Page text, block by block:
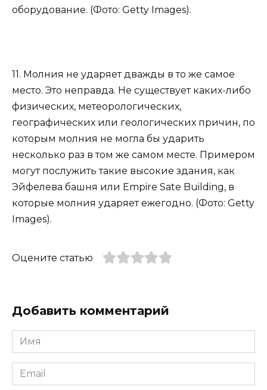
оборудование. (Фото: Getty Images).
11. Молния не ударяет дважды в то же самое
место. Это неправда. Не существует каких-либо
физических, метеорологических,
географических или геологических причин, по
которым молния не могла бы ударить
несколько раз в том же самом месте. Примером
могут послужить такие высокие здания, как
Эйфелева башня или Empire Sate Building, в
которые молния ударяет ежегодно. (Фото: Getty
Images).
Оцените статью
Добавить комментарий
Имя
*
Email
*